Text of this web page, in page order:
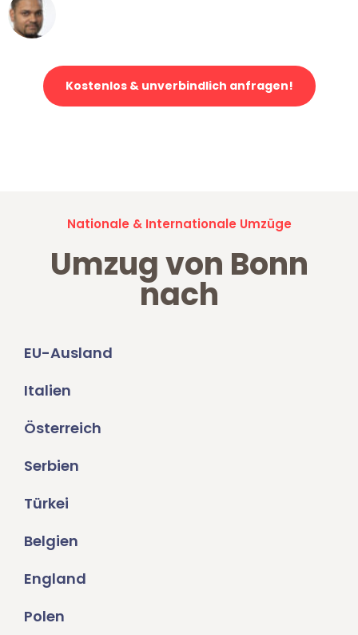
Kostenlos & unverbindlich anfragen!
Nationale & Internationale Umzüge
Umzug von Bonn
nach
EU-Ausland
Italien
Österreich
Serbien
Türkei
Belgien
England
Polen